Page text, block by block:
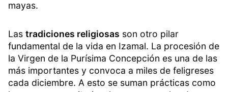
mayas.
Las tradiciones religiosas son otro pilar
fundamental de la vida en Izamal. La procesión de
la Virgen de la Purísima Concepción es una de las
más importantes y convoca a miles de feligreses
cada diciembre. A esto se suman prácticas como